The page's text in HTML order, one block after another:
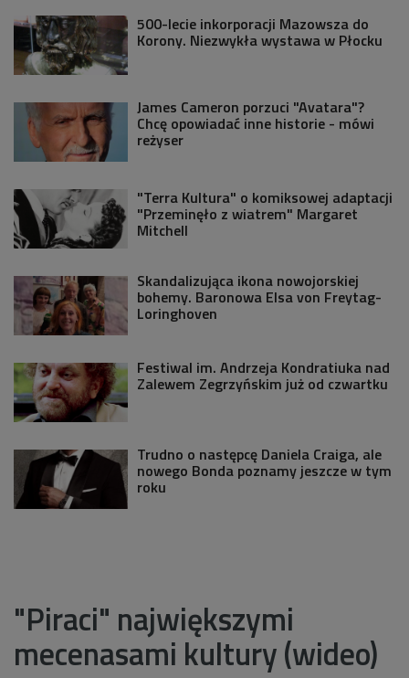
500-lecie inkorporacji Mazowsza do
Korony. Niezwykła wystawa w Płocku
James Cameron porzuci "Avatara"?
Chcę opowiadać inne historie - mówi
reżyser
"Terra Kultura" o komiksowej adaptacji
"Przeminęło z wiatrem" Margaret
Mitchell
Skandalizująca ikona nowojorskiej
bohemy. Baronowa Elsa von Freytag-
Loringhoven
Festiwal im. Andrzeja Kondratiuka nad
Zalewem Zegrzyńskim już od czwartku
Trudno o następcę Daniela Craiga, ale
nowego Bonda poznamy jeszcze w tym
roku
"Piraci" największymi
mecenasami kultury (wideo)